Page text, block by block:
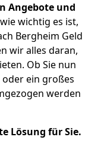
Angebote und
wichtig es ist,
Bergheim Geld
wir alles daran,
Ob Sie nun
ein großes
werden
Lösung für Sie.